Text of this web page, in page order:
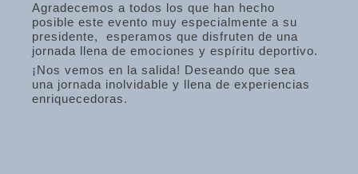
Agradecemos a todos los que han hecho
posible este evento muy especialmente a su
presidente, esperamos que disfruten de una
jornada llena de emociones y espíritu deportivo.
¡Nos vemos en la salida! Deseando que sea
una jornada inolvidable y llena de experiencias
enriquecedoras.